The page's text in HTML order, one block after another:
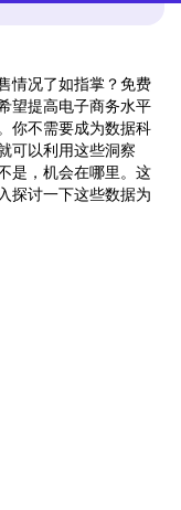
情况了如指掌？免费
望提高电子商务水平
你不需要成为数据科
可以利用这些洞察
是，机会在哪里。这
探讨一下这些数据为